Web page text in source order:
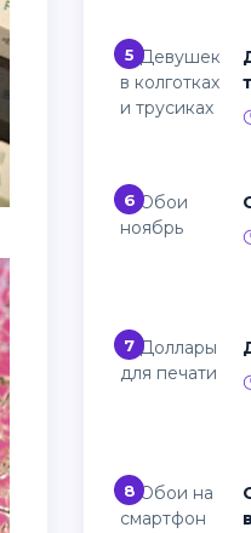
5
6
7
8
Обои